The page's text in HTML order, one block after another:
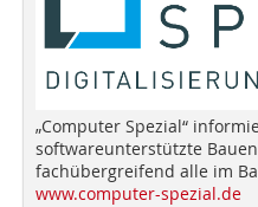
„Computer Spezial“
softwareunterstützte
fachübergreifend alle im
www.computer-spezial.de